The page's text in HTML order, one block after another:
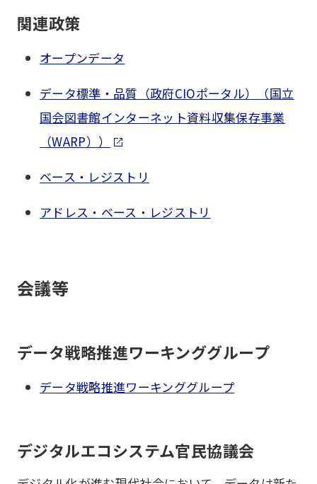
関連政策
オープンデータ
データ標準・品質（政府CIOポータル）（国立
国会図書館インターネット資料収集保存事業
（WARP））
ベース・レジストリ
アドレス・ベース・レジストリ
会議等
データ戦略推進ワーキンググループ
データ戦略推進ワーキンググループ
デジタルエコシステム官民協議会